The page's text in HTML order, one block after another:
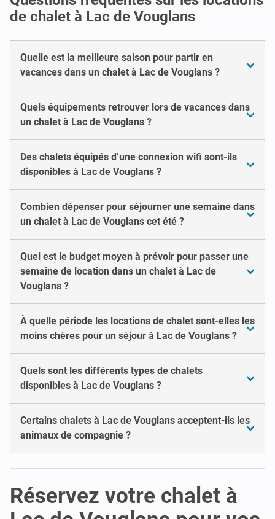
de chalet à Lac de Vouglans
Quelle est la meilleure saison pour partir en
vacances dans un chalet à Lac de Vouglans ?
Quels équipements retrouver lors de vacances dans
un chalet à Lac de Vouglans ?
Des chalets équipés d’une connexion wifi sont-ils
disponibles à Lac de Vouglans ?
Combien dépenser pour séjourner une semaine dans
un chalet à Lac de Vouglans cet été ?
Quel est le budget moyen à prévoir pour passer une
semaine de location dans un chalet à Lac de
Vouglans ?
À quelle période les locations de chalet sont-elles les
moins chères pour un séjour à Lac de Vouglans ?
Quels sont les différents types de chalets
disponibles à Lac de Vouglans ?
Certains chalets à Lac de Vouglans acceptent-ils les
animaux de compagnie ?
Réservez votre chalet à